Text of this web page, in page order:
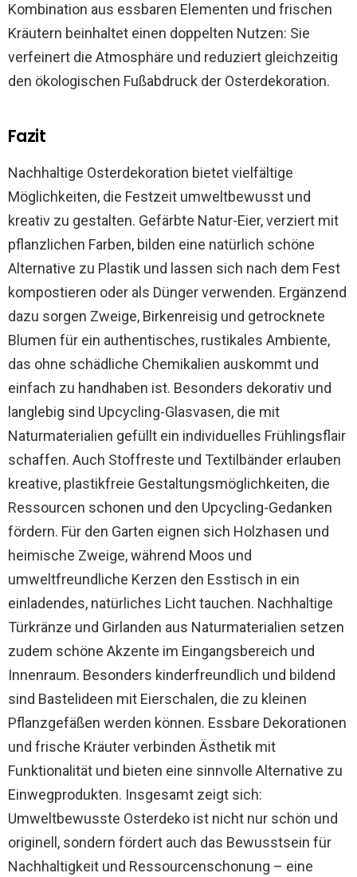
Kombination aus essbaren Elementen und frischen
Kräutern beinhaltet einen doppelten Nutzen: Sie
verfeinert die Atmosphäre und reduziert gleichzeitig
den ökologischen Fußabdruck der Osterdekoration.
Fazit
Nachhaltige Osterdekoration bietet vielfältige
Möglichkeiten, die Festzeit umweltbewusst und
kreativ zu gestalten. Gefärbte Natur-Eier, verziert mit
pflanzlichen Farben, bilden eine natürlich schöne
Alternative zu Plastik und lassen sich nach dem Fest
kompostieren oder als Dünger verwenden. Ergänzend
dazu sorgen Zweige, Birkenreisig und getrocknete
Blumen für ein authentisches, rustikales Ambiente,
das ohne schädliche Chemikalien auskommt und
einfach zu handhaben ist. Besonders dekorativ und
langlebig sind Upcycling-Glasvasen, die mit
Naturmaterialien gefüllt ein individuelles Frühlingsflair
schaffen. Auch Stoffreste und Textilbänder erlauben
kreative, plastikfreie Gestaltungsmöglichkeiten, die
Ressourcen schonen und den Upcycling-Gedanken
fördern. Für den Garten eignen sich Holzhasen und
heimische Zweige, während Moos und
umweltfreundliche Kerzen den Esstisch in ein
einladendes, natürliches Licht tauchen. Nachhaltige
Türkränze und Girlanden aus Naturmaterialien setzen
zudem schöne Akzente im Eingangsbereich und
Innenraum. Besonders kinderfreundlich und bildend
sind Bastelideen mit Eierschalen, die zu kleinen
Pflanzgefäßen werden können. Essbare Dekorationen
und frische Kräuter verbinden Ästhetik mit
Funktionalität und bieten eine sinnvolle Alternative zu
Einwegprodukten. Insgesamt zeigt sich:
Umweltbewusste Osterdeko ist nicht nur schön und
originell, sondern fördert auch das Bewusstsein für
Nachhaltigkeit und Ressourcenschonung – eine